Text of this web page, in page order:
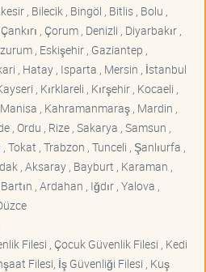
, Bilecik , Bingöl , Bitlis , Bolu ,
, Çorum , Denizli , Diyarbakır ,
, Eskişehir , Gaziantep ,
, Hatay , Isparta , Mersin , İstanbul
, Kırklareli , Kırşehir , Kocaeli ,
, Kahramanmaraş , Mardin ,
, Ordu , Rize , Sakarya , Samsun ,
Tokat , Trabzon , Tunceli , Şanlıurfa ,
, Aksaray , Bayburt , Karaman ,
, Ardahan , Iğdır , Yalova ,
Filesi , Çocuk Güvenlik Filesi , Kedi
Filesi, İş Güvenliği Filesi , Kuş